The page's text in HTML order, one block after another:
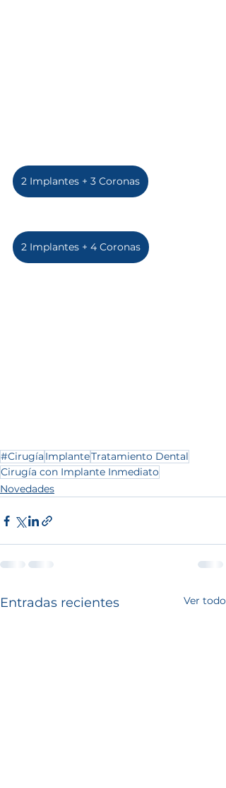
2 Implantes + 3 Coronas
2 Implantes + 4 Coronas
#Cirugía ImplanteTratamiento Dental
Cirugía con Implante Inmediato
Novedades
Entradas recientes Ver todo